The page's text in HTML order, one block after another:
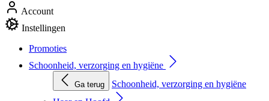
Account
Instellingen
Promoties
Schoonheid, verzorging en hygiëne
Ga terug
Schoonheid, verzorging en hygiëne